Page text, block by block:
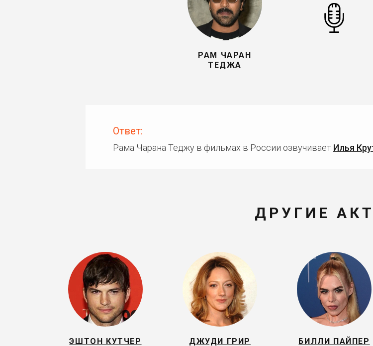
РАМ ЧАРАН
ТЕДЖА
Ответ:
Рама Чарана Теджу в фильмах в России озвучивает Илья
ДРУГИЕ
ЭШТОН КУТЧЕР ДЖУДИ ГРИР БИЛЛИ ПАЙПЕР